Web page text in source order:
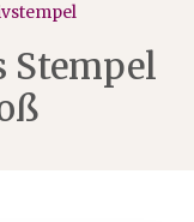
Stempel